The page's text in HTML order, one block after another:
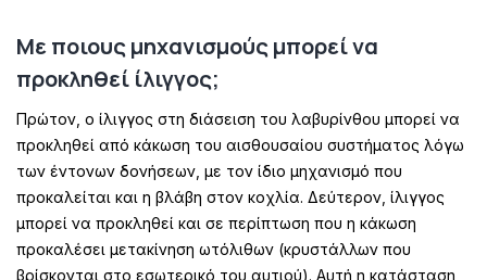
Με ποιους μηχανισμούς μπορεί να
προκληθεί ίλιγγος;
Πρώτον, ο ίλιγγος στη διάσειση του λαβυρίνθου μπορεί να
προκληθεί από κάκωση του αισθουσαίου συστήματος λόγω
των έντονων δονήσεων, με τον ίδιο μηχανισμό που
προκαλείται και η βλάβη στον κοχλία. Δεύτερον, ίλιγγος
μπορεί να προκληθεί και σε περίπτωση που η κάκωση
προκαλέσει μετακίνηση ωτόλιθων (κρυστάλλων που
βρίσκονται στο εσωτερικό του αυτιού). Αυτή η κατάσταση